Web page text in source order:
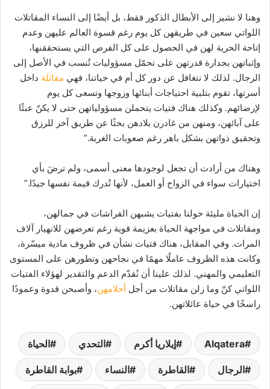
وهنا لا نشير إلى الأبطال الذكور فقط، بل أيضًا إلى النساء المقاتلات
اللواتي سعين في طريقهن كل يوم رغم قسوة العالم عليهن وعدم
إتاحة الحرية لهن في الحصول على كل الفرص التي يستحققنها،
وإثباتهن بجدارة قدرتهن على تحمّل مسؤوليات تُنسب في الأصل إلى
الرجال. لذلك لا نتغافل عن دور كل أم في حياتنا، فهي مقاتلة داخل
أسرتها، تقوم بتلبية احتياجات أبنائها وزوجها وتسعى كل يوم
لإرضائهم. وكذلك هناك فتيات يتحملن مسؤولياتهن حتى لا يكنّ عبئًا
على آبائهن، ومنهن من غادرن بلادهن بحثًا عن طريق آخر للرزق
وتحقيق ذواتهن بشكل باهر رغم صعوبات الغربة.”
وهناك من أرادت أن تجعل لوجودها معنى أسمى، ولم ترضَ بأي
اختيارات سواء في الزواج أو العمل، لأنها تُدرك قيمة نفسها جيدًا.”
إن الحياة مليئة حولنا بفتيات يشبهن الفراشات في جمالهن،
ومقاتلات في مواجهة الحياة بعزيمة قوية رغم تعرضهن للانهيار آلاف
المرات. وفي المقابل، هناك فتيات نشأن في ظروف مادية ميسّرة،
وكانت هذه الظروف عاملًا مهمًا في نجاحهن وتطورهن على المستوى
التعليمي والمهني. لذلك علينا أن نُقدّم الدعم والتقدير لهؤلاء الفتيات
اللواتي كنّ وما زلن مقاتلات من أجل أحلامهن، وأصبحن قدوة وعمودًا
راسخًا في حياة عائلاتهن.
Alqatera إيلاريا أكرم التحدي الحياة
الرجال القاطرة النساء بوابة القاطرة